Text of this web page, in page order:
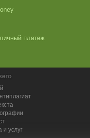
платеж
и услуг